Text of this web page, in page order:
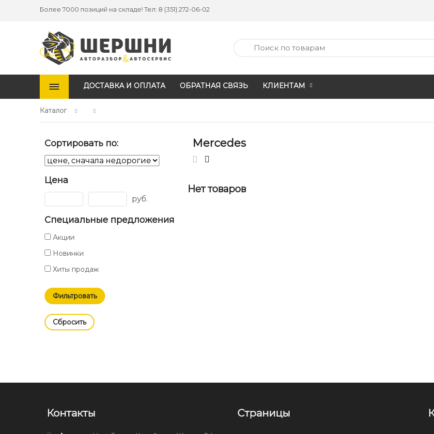
Более 7000 позиций на складе! Тел: 8 (351) 272-06-02
ДОСТАВКА И ОПЛАТА ОБРАТНАЯ СВЯЗЬ КЛИЕНТАМ
Каталог
Сортировать по:
Цена
руб.
Специальные предложения
Акции
Новинки
Хиты продаж
Cбросить
Mercedes
Нет товаров
Контакты Страницы